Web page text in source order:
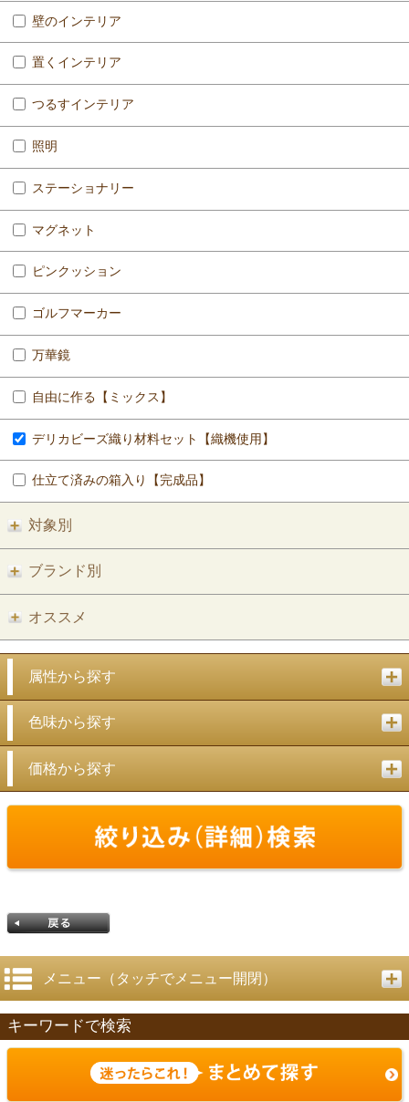
壁のインテリア
置くインテリア
つるすインテリア
照明
ステーショナリー
マグネット
ピンクッション
ゴルフマーカー
万華鏡
自由に作る【ミックス】
デリカビーズ織り材料セット【織機使用】
仕立て済みの箱入り【完成品】
対象別
ブランド別
オススメ
属性から探す
色味から探す
価格から探す
戻る
メニュー（タッチでメニュー開閉）
キーワードで検索